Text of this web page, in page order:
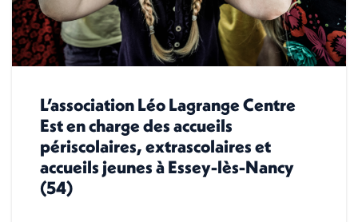
L’association Léo Lagrange Centre
Est en charge des accueils
périscolaires, extrascolaires et
accueils jeunes à Essey-lès-Nancy
(54)